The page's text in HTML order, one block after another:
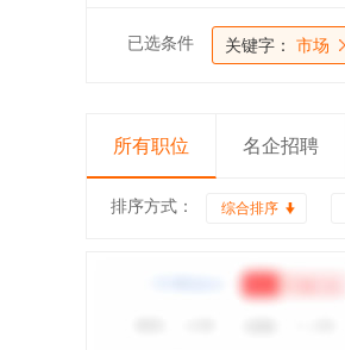
已选条件 关键字： 市场
所有职位 名企招聘
排序方式： 综合排序